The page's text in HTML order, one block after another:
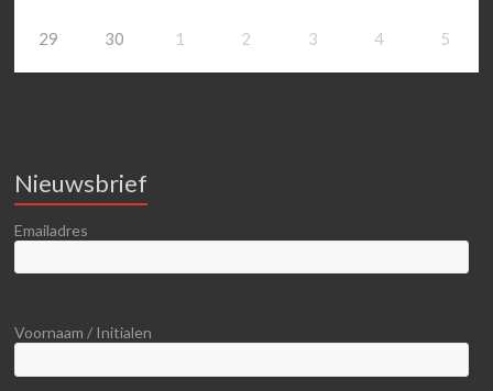
29 30 1 2 3 4 5
Nieuwsbrief
Emailadres
Voornaam / Initialen